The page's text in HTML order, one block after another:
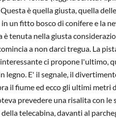
è quella giusta, quella
un fitto bosco di conifere e la
tenuta nella giusta
a non darci tregua. La
ci propone l'ultimo,
E' il segnale, il
il fiume ed ecco gli ultimi metri
prevedere una risalita con le
telecabina, davanti al